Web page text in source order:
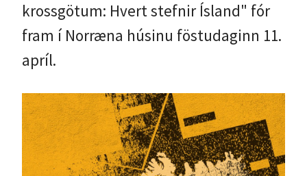
krossgötum: Hvert stefnir Ísland" fór
fram í Norræna húsinu föstudaginn 11.
apríl.